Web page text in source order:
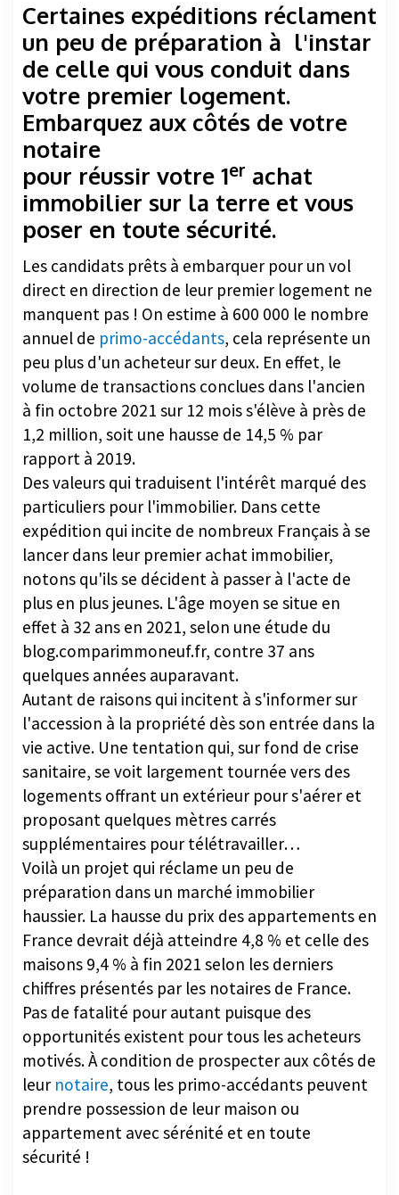
Certaines expéditions réclament
un peu de préparation à l'instar
de celle qui vous conduit dans
votre premier logement.
Embarquez aux côtés de votre
notaire
pour réussir votre 1er achat
immobilier sur la terre et vous
poser en toute sécurité.
Les candidats prêts à embarquer pour un vol
direct en direction de leur premier logement ne
manquent pas ! On estime à 600 000 le nombre
annuel de primo-accédants, cela représente un
peu plus d'un acheteur sur deux. En effet, le
volume de transactions conclues dans l'ancien
à fin octobre 2021 sur 12 mois s'élève à près de
1,2 million, soit une hausse de 14,5 % par
rapport à 2019.
Des valeurs qui traduisent l'intérêt marqué des
particuliers pour l'immobilier. Dans cette
expédition qui incite de nombreux Français à se
lancer dans leur premier achat immobilier,
notons qu'ils se décident à passer à l'acte de
plus en plus jeunes. L'âge moyen se situe en
effet à 32 ans en 2021, selon une étude du
blog.comparimmoneuf.fr, contre 37 ans
quelques années auparavant.
Autant de raisons qui incitent à s'informer sur
l'accession à la propriété dès son entrée dans la
vie active. Une tentation qui, sur fond de crise
sanitaire, se voit largement tournée vers des
logements offrant un extérieur pour s'aérer et
proposant quelques mètres carrés
supplémentaires pour télétravailler…
Voilà un projet qui réclame un peu de
préparation dans un marché immobilier
haussier. La hausse du prix des appartements en
France devrait déjà atteindre 4,8 % et celle des
maisons 9,4 % à fin 2021 selon les derniers
chiffres présentés par les notaires de France.
Pas de fatalité pour autant puisque des
opportunités existent pour tous les acheteurs
motivés. À condition de prospecter aux côtés de
leur notaire, tous les primo-accédants peuvent
prendre possession de leur maison ou
appartement avec sérénité et en toute
sécurité !